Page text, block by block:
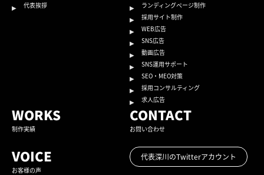
代表挨拶
ランディングページ制作
採用サイト制作
WEB広告
SNS広告
動画広告
SNS運用サポート
SEO・MEO対策
採用コンサルティング
求人広告
WORKS
制作実績
VOICE
お客様の声
CONTACT
お問い合わせ
代表深川のTwitterアカウント